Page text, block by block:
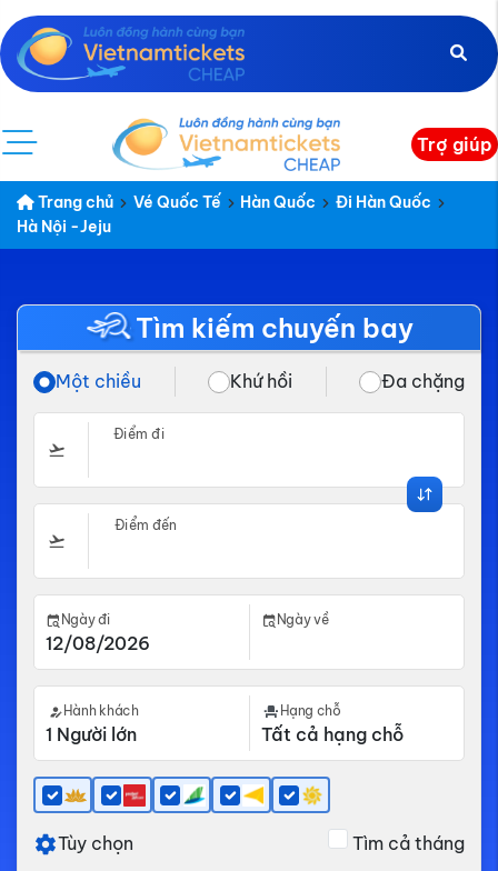
Trợ giúp
Trang chủ Vé Quốc Tế Hàn Quốc
Đi Hàn Quốc
Hà Nội -Jeju
Tìm kiếm chuyến bay
Một chiều Khứ hồi Đa chặng
Điểm đi
Điểm đến
Ngày đi Ngày về
Hành khách Hạng chỗ
Tùy chọn Tìm cả tháng